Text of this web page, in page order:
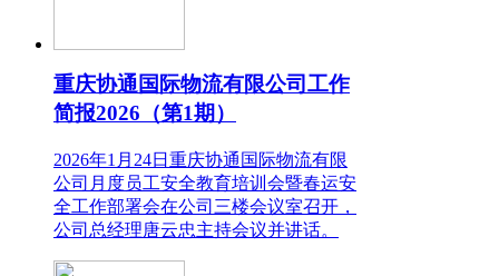
重庆协通国际物流有限公司工作
简报2026（第1期）
2026年1月24日重庆协通国际物流有限
公司月度员工安全教育培训会暨春运安
全工作部署会在公司三楼会议室召开，
公司总经理唐云忠主持会议并讲话。